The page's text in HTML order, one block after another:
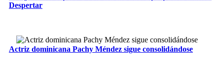
Despertar
Actriz dominicana Pachy Méndez sigue consolidándose